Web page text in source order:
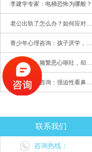
李建学专家：电梯恐怖为哪般？
老公出轨了怎么办？如何应对老公出轨？——婚姻心理专家为您支招
青少年心理咨询：孩子厌学，整天沉迷手机，网络成瘾，怎么办?
心理咨询：频繁恶心呕吐，却无身体异常
强迫症心理咨询：强迫性看鼻尖，害我无法学习
联系我们
咨询热线：